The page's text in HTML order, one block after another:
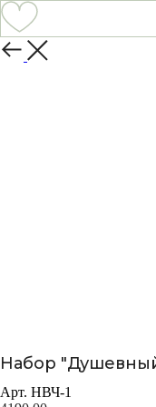
Назад
Набор
Арт. НВЧ-1